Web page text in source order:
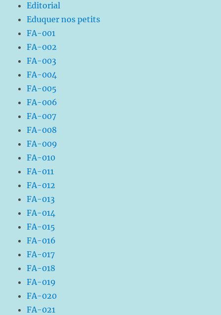
Editorial
Eduquer nos petits
FA-001
FA-002
FA-003
FA-004
FA-005
FA-006
FA-007
FA-008
FA-009
FA-010
FA-011
FA-012
FA-013
FA-014
FA-015
FA-016
FA-017
FA-018
FA-019
FA-020
FA-021